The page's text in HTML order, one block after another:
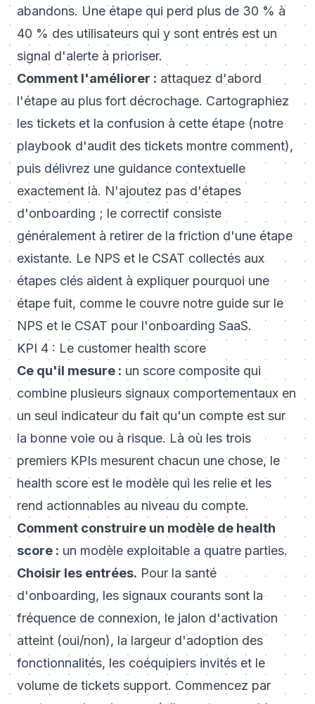
abandons. Une étape qui perd plus de 30 % à
40 % des utilisateurs qui y sont entrés est un
signal d'alerte à prioriser.
Comment l'améliorer : attaquez d'abord
l'étape au plus fort décrochage. Cartographiez
les tickets et la confusion à cette étape (notre
playbook d'audit des tickets montre comment),
puis délivrez une guidance contextuelle
exactement là. N'ajoutez pas d'étapes
d'onboarding ; le correctif consiste
généralement à retirer de la friction d'une étape
existante. Le NPS et le CSAT collectés aux
étapes clés aident à expliquer pourquoi une
étape fuit, comme le couvre notre guide sur le
NPS et le CSAT pour l'onboarding SaaS.
KPI 4 : Le customer health score
Ce qu'il mesure : un score composite qui
combine plusieurs signaux comportementaux en
un seul indicateur du fait qu'un compte est sur
la bonne voie ou à risque. Là où les trois
premiers KPIs mesurent chacun une chose, le
health score est le modèle qui les relie et les
rend actionnables au niveau du compte.
Comment construire un modèle de health
score : un modèle exploitable a quatre parties.
Choisir les entrées. Pour la santé
d'onboarding, les signaux courants sont la
fréquence de connexion, le jalon d'activation
atteint (oui/non), la largeur d'adoption des
fonctionnalités, les coéquipiers invités et le
volume de tickets support. Commencez par